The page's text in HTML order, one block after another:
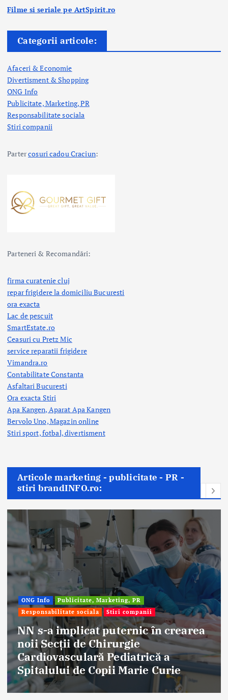
Filme si seriale pe ArtSpirit.ro
Categorii articole:
Afaceri & Economie
Divertisment & Shopping
ONG Info
Publicitate, Marketing, PR
Responsabilitate sociala
Stiri companii
Partercosuri cadou Craciun:
Parteneri & Recomandări:
firma curatenie cluj
repar frigidere la domiciliu Bucuresti
ora exacta
Lac de pescuit
SmartEstate.ro
Ceasuri cu Pretz Mic
service reparatii frigidere
Vimandra.ro
Contabilitate Constanta
Asfaltari Bucuresti
Ora exacta Stiri
Apa Kangen, Aparat Apa Kangen
Bervolo Uno, Magazin online
Stiri sport, fotbal,divertisment
Articole marketing - publicitate - PR -
stiri brandINFO.ro:
crearea
a
Afaceri & Economie
Publicitate,
Stiri companii
Eternal Beauty, fondată
aniversat 30 de ani în
frumuseții